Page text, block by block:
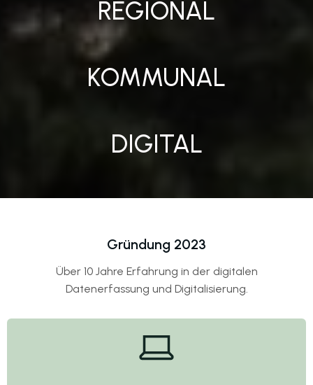
REGIONAL
KOMMUNAL
DIGITAL
Gründung 2023
Über 10 Jahre Erfahrung in der digitalen
Datenerfassung und Digitalisierung.